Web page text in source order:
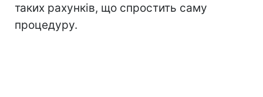
таких рахунків, що спростить саму
процедуру.